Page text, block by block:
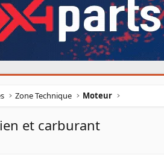
Zone Technique Moteur
et carburant